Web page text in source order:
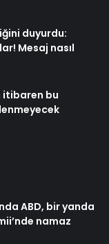
duyurdu:
Mesaj nasıl
itibaren bu
ABD, bir yanda
namaz